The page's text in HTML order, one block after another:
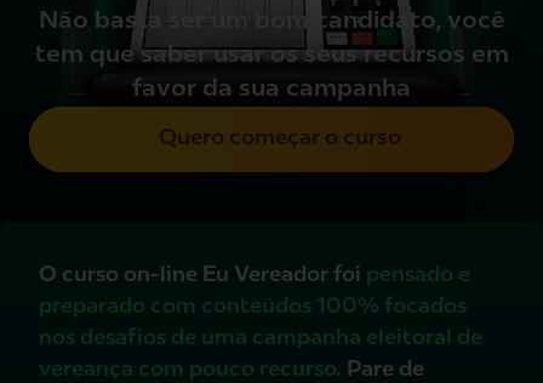
Não basta ser um bom candidato, você
tem que saber usar os seus recursos em
favor da sua campanha
Quero começar o curso
O curso on-line Eu Vereador foi pensado e
preparado com conteúdos 100% focados
nos desafios de uma campanha eleitoral de
vereança com pouco recurso. Pare de